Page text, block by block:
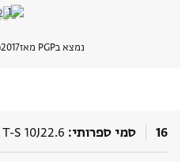
נמצא בPGP מאז 2017
16 סמי ספרותי T-S 10J22.6